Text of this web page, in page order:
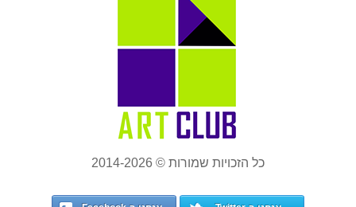
כל הזכויות שמורות © 2014-2026